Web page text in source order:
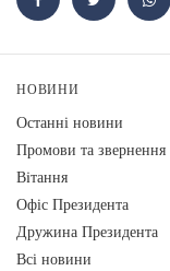
НОВИНИ
Останні новини
Промови та звернення
Вiтання
Офіс Президента
Дружина Президента
Всі новини